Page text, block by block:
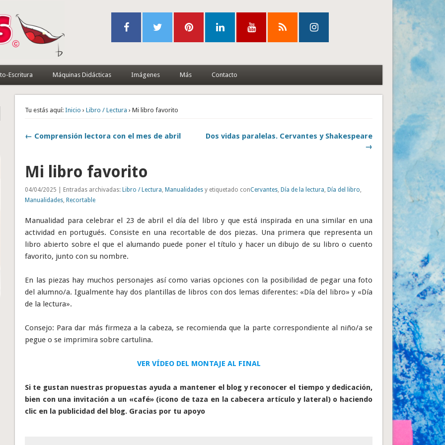
Escritura Máquinas Didácticas Imágenes Más Contacto
Tu estás aquí: Inicio ›Libro / Lectura › Mi libro favorito
← Comprensión lectora con el mes de abril
Dos vidas paralelas. Cervantes y Shakespeare
→
Mi libro favorito
04/04/2025 | Entradas archivadas:Libro / Lectura,Manualidades y etiquetado conCervantes,Día de la lectura,Día del libro,
Manualidades,Recortable
Manualidad para celebrar el 23 de abril el día del libro y que está inspirada en una similar en una
actividad en portugués. Consiste en una recortable de dos piezas. Una primera que representa un
libro abierto sobre el que el alumando puede poner el título y hacer un dibujo de su libro o cuento
favorito, junto con su nombre.
En las piezas hay muchos personajes así como varias opciones con la posibilidad de pegar una foto
del alumno/a. Igualmente hay dos plantillas de libros con dos lemas diferentes: «Día del libro» y «Día
de la lectura».
Consejo: Para dar más firmeza a la cabeza, se recomienda que la parte correspondiente al niño/a se
pegue o se imprimira sobre cartulina.
VER VÍDEO DEL MONTAJE AL FINAL
Si te gustan nuestras propuestas ayuda a mantener el blog y reconocer el tiempo y dedicación,
bien con una invitación a un «café» (icono de taza en la cabecera artículo y lateral) o haciendo
clic en la publicidad del blog. Gracias por tu apoyo